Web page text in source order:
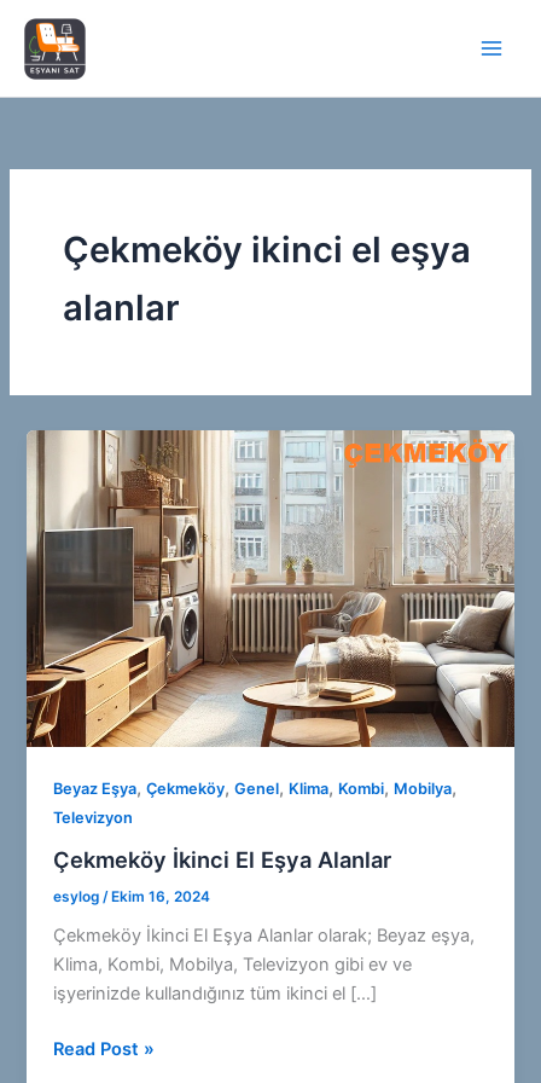
İçeriğe
Çekmeköy ikinci el eşya
alanlar
Beyaz Eşya,Çekmeköy,Genel, Klima, Kombi, Mobilya,
Televizyon
Çekmeköy İkinci El Eşya Alanlar
esylog /Ekim 16, 2024
Çekmeköy İkinci El Eşya Alanlar olarak; Beyaz eşya,
Klima, Kombi, Mobilya, Televizyon gibi ev ve
işyerinizde kullandığınız tüm ikinci el […]
Çekmeköy
Read Post »